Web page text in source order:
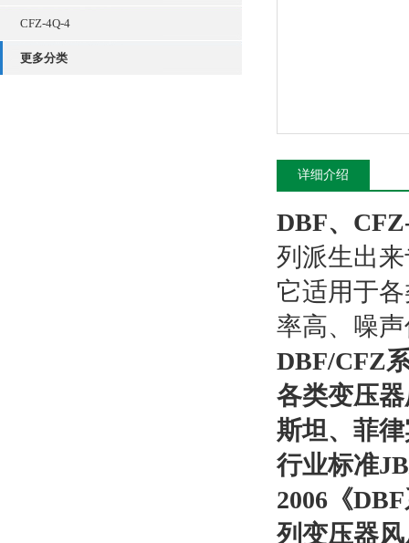
CFZ-4Q-4
更多分类
详细介绍
DBF、
列派生出
它适用于
率高、噪
DBF/CFZ
各类变压
斯坦、菲
行业标准
2006《
列变压器